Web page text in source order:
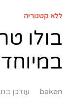
ללא קטגוריה
בולו
baken עודכן